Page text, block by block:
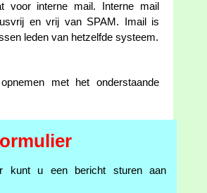
voor interne mail. Interne mail
en vrij van SPAM. Imail is
leden van hetzelfde systeem.
met het onderstaande
kunt u een bericht sturen aan